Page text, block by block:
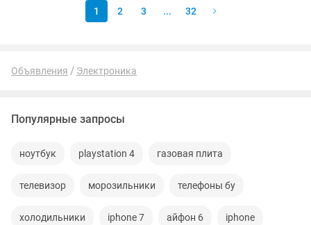
1 2 3 ... 32
Объявления Электроника
Популярные запросы
ноутбук playstation 4 газовая плита
телевизор морозильники телефоны бу
холодильники iphone 7 айфон 6 iphone